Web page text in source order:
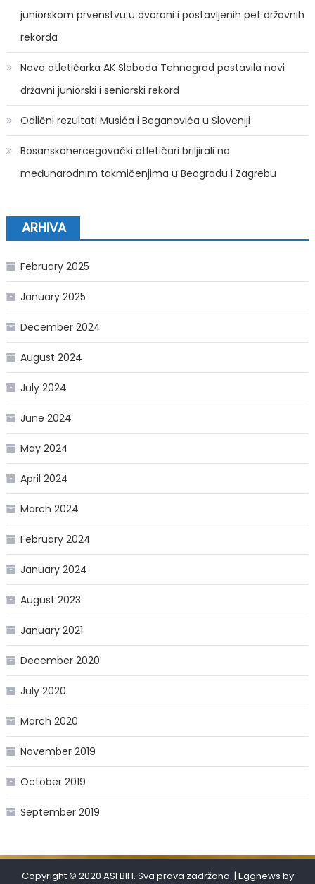
juniorskom prvenstvu u dvorani i postavljenih pet državnih
rekorda
Nova atletičarka AK Sloboda Tehnograd postavila novi
državni juniorski i seniorski rekord
Odlični rezultati Musića i Beganovića u Sloveniji
Bosanskohercegovački atletičari briljirali na
međunarodnim takmičenjima u Beogradu i Zagrebu
ARHIVA
February 2025
January 2025
December 2024
August 2024
July 2024
June 2024
May 2024
April 2024
March 2024
February 2024
January 2024
August 2023
January 2021
December 2020
July 2020
March 2020
November 2019
October 2019
September 2019
Copyright © 2020 ASFBIH. Sva prava zadržana. | Eggnews by